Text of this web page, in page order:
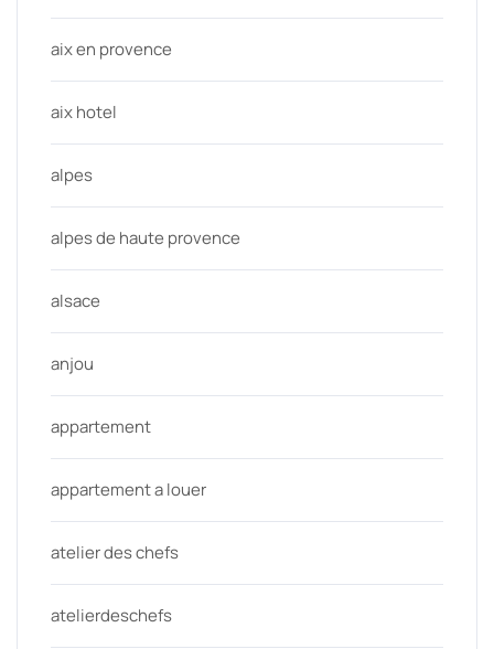
aix en provence
aix hotel
alpes
alpes de haute provence
alsace
anjou
appartement
appartement a louer
atelier des chefs
atelierdeschefs